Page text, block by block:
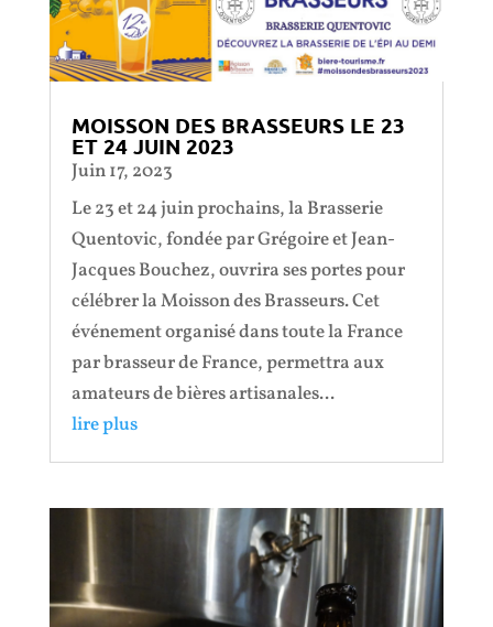
MOISSON DES BRASSEURS LE 23
ET 24 JUIN 2023
Juin 17, 2023
Le 23 et 24 juin prochains, la Brasserie
Quentovic, fondée par Grégoire et Jean-
Jacques Bouchez, ouvrira ses portes pour
célébrer la Moisson des Brasseurs. Cet
événement organisé dans toute la France
par brasseur de France, permettra aux
amateurs de bières artisanales...
lire plus